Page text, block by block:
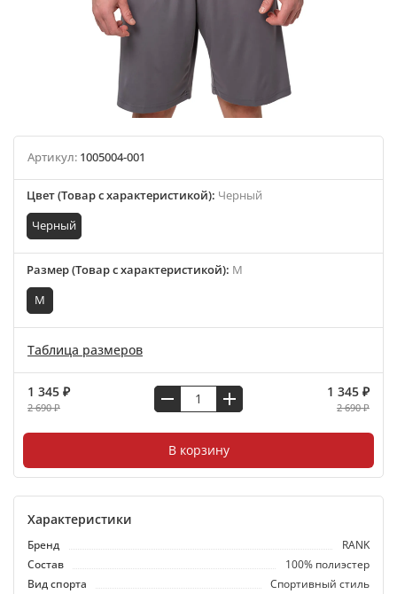
Артикул: 1005004-001
Цвет (Товар с характеристикой): Черный
Черный
Размер (Товар с характеристикой): M
M
Таблица размеров
1 345 ₽
2 690 ₽
1 345 ₽
2 690 ₽
В корзину
Характеристики
Бренд
RANK
Состав
100% полиэстер
Вид спорта
Спортивный стиль